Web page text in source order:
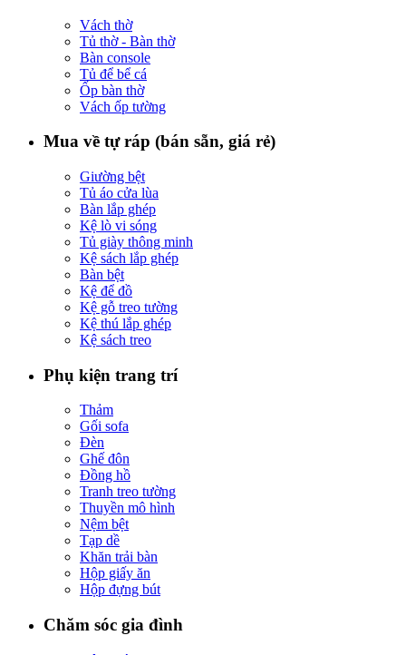
Vách thờ
Tủ thờ - Bàn thờ
Bàn console
Tủ để bể cá
Ốp bàn thờ
Vách ốp tường
Mua về tự ráp (bán sẵn, giá rẻ)
Giường bệt
Tủ áo cửa lùa
Bàn lắp ghép
Kệ lò vi sóng
Tủ giày thông minh
Kệ sách lắp ghép
Bàn bệt
Kệ để đồ
Kệ gỗ treo tường
Kệ thú lắp ghép
Kệ sách treo
Phụ kiện trang trí
Thảm
Gối sofa
Đèn
Ghế đôn
Đồng hồ
Tranh treo tường
Thuyền mô hình
Nệm bệt
Tạp dề
Khăn trải bàn
Hộp giấy ăn
Hộp đựng bút
Chăm sóc gia đình